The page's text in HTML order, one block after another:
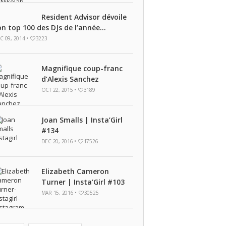
Resident Advisor dévoile
top 100 des DJs de l’année...
09, 2014 • 3223
Magnifique coup-franc
d’Alexis Sanchez
OCT 22, 2015 • 3189
Joan Smalls | Insta’Girl
#134
DEC 20, 2016 • 17526
Elizabeth Cameron
Turner | Insta’Girl #103
MAR 15, 2016 • 30525